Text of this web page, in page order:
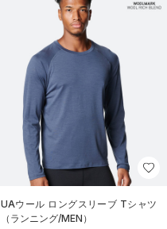
UAウール ロングスリーブ Tシャツ
（ランニング/MEN）